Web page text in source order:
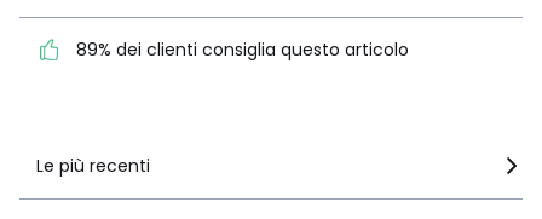
questo articolo
89% dei clienti consiglia questo articolo
Le più recenti